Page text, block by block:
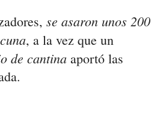
se asaron unos 200
, a la vez que un
de cantina aportó las